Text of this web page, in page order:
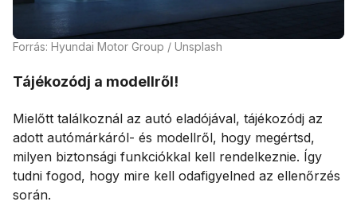
Forrás: Hyundai Motor Group / Unsplash
Tájékozódj a modellről!
Mielőtt találkoznál az autó eladójával, tájékozódj az
adott autómárkáról- és modellről, hogy megértsd,
milyen biztonsági funkciókkal kell rendelkeznie. Így
tudni fogod, hogy mire kell odafigyelned az ellenőrzés
során.